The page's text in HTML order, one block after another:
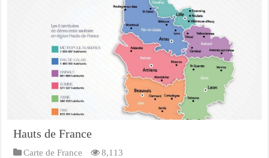
Hauts de France
Carte de France 8,113